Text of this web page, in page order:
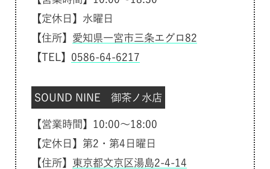
【定休日】水曜日
【住所】 愛知県一宮市三条エグロ82
【TEL】 0586-64-6217
SOUND NINE 御茶ノ水店
【営業時間】10:00～18:00
【定休日】第2・第4日曜日
【住所】 東京都文京区湯島2-4-14